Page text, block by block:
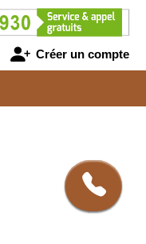
Créer un compte